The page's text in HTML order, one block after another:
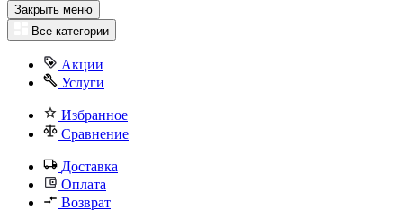
Закрыть меню
Все категории
Акции
Услуги
Избранное
Сравнение
Доставка
Оплата
Возврат